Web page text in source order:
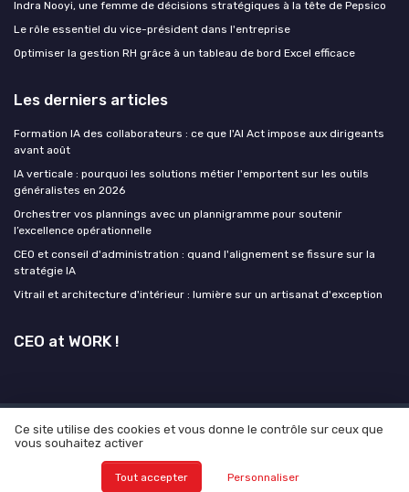
Indra Nooyi, une femme de décisions stratégiques à la tête de Pepsico
Le rôle essentiel du vice-président dans l'entreprise
Optimiser la gestion RH grâce à un tableau de bord Excel efficace
Les derniers articles
Formation IA des collaborateurs : ce que l'AI Act impose aux dirigeants
avant août
IA verticale : pourquoi les solutions métier l'emportent sur les outils
généralistes en 2026
Orchestrer vos plannings avec un plannigramme pour soutenir
l’excellence opérationnelle
CEO et conseil d'administration : quand l'alignement se fissure sur la
stratégie IA
Vitrail et architecture d'intérieur : lumière sur un artisanat d'exception
CEO at WORK !
Mentions légales Politique de confidentialité
Grande
Enquête 2025 sur L'IA et les CEO
© CEO at WORK ! 2026
Ce site utilise des cookies et vous donne le contrôle sur ceux que
vous souhaitez activer
Tout accepter Personnaliser